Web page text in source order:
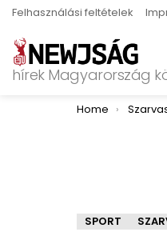
Felhasználási feltételek
hírek Magyarország
You are here:
Home
SPORT